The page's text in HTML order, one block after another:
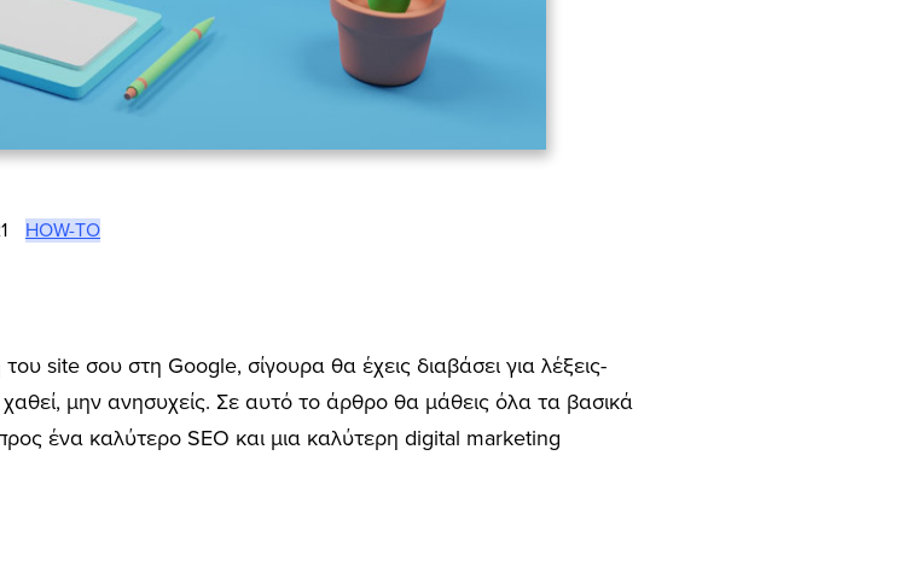
HOW-TO
site σου στη Google, σίγουρα θα έχεις διαβάσει για λέξεις-
μην ανησυχείς. Σε αυτό το άρθρο θα μάθεις όλα τα βασικά
ένα καλύτερο SEO και μια καλύτερη digital marketing